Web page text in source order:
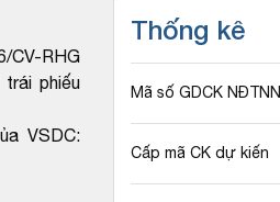
CV-RHG
phiếu
VSDC:
Thống kê
Mã số GDCK NĐTNN
Cấp mã CK dự kiến